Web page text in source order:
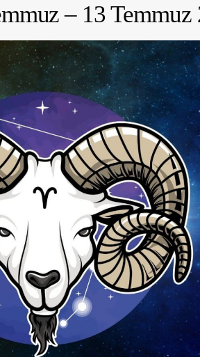
– 13 Temmuz